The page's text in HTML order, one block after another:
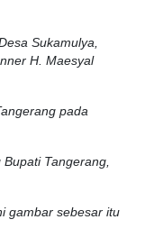
Sukamulya,
H. Maesyal
pada
Tangerang,
gambar sebesar itu